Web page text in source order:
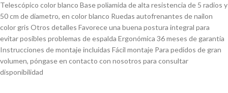
Telescópico color blanco Base poliamida de alta resistencia de 5 radios y
50 cm de diametro, en color blanco Ruedas autofrenantes de nailon
color gris Otros detalles Favorece una buena postura integral para
evitar posibles problemas de espalda Ergonómica 36 meses de garantía
Instrucciones de montaje incluidas Fácil montaje Para pedidos de gran
volumen, póngase en contacto con nosotros para consultar
disponibilidad